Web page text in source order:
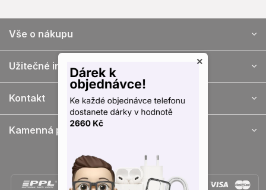
Z
i
Vše o nákupu
Užitečné informace
Kontakt
Kamenná prodejna
Doprava a platba
×